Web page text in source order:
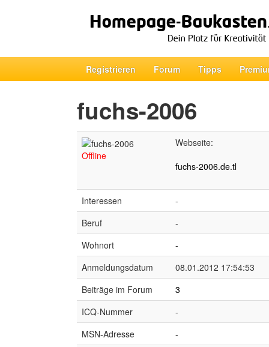
Registrieren Forum Tipps
fuchs-2006
Offline
Webseite:
fuchs-2006.de.tl
Interessen
-
Beruf
-
Wohnort
-
Anmeldungsdatum
08.01.2012 17:54:53
Beiträge im Forum
3
ICQ-Nummer
-
MSN-Adresse
-